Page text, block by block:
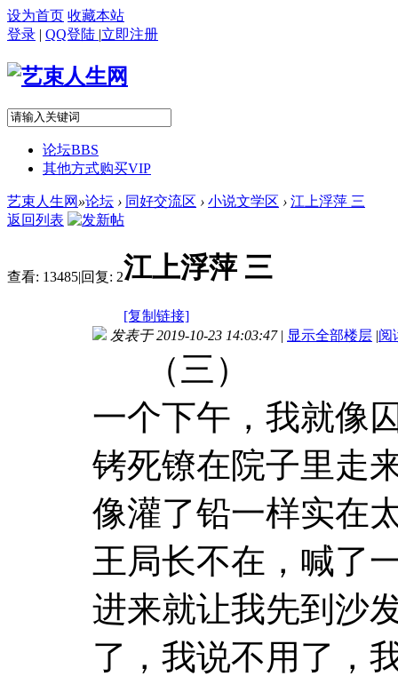
设为首页 收藏本站
登录 | QQ登陆 |立即注册
论坛BBS
其他方式购买VIP
艺束人生网 »论坛 › 同好交流区 › 小说文学区 › 江上浮萍 三
返回列表
查看: 13485|回复: 2江上浮萍 三
[复制链接]
发表于 2019-10-23 14:03:47 | 显示全部楼层 |阅
（三）
一个下午，我就像
铐死镣在院子里走
像灌了铅一样实在
王局长不在，喊了
进来就让我先到沙
了，我说不用了，